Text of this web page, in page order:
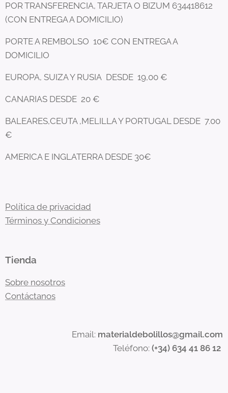
POR TRANSFERENCIA, TARJETA O BIZUM 634418612
(CON ENTREGA A DOMICILIO)
PORTE A REMBOLSO 10€ CON ENTREGA A
DOMICILIO
EUROPA, SUIZA Y RUSIA DESDE 19,00 €
CANARIAS DESDE 20 €
BALEARES,CEUTA ,MELILLA Y PORTUGAL DESDE 7.00
€
AMERICA E INGLATERRA DESDE 30€
Política de privacidad
Términos y Condiciones
Tienda
Sobre nosotros
Contáctanos
Email: materialdebolillos@gmail.com
Teléfono: (+34) 634 41 86 12